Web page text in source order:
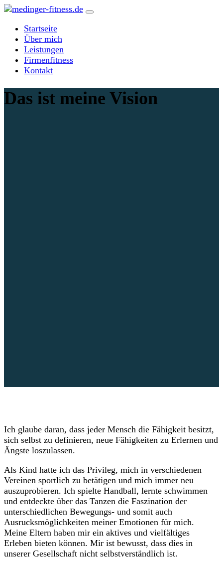
Zum
springenStartseite
Über mich
Leistungen
Firmenfitness
Kontakt
Das ist meine Vision
Ich glaube daran, dass jeder Mensch die Fähigkeit besitzt,
sich selbst zu definieren, neue Fähigkeiten zu Erlernen und
Ängste loszulassen.
Als Kind hatte ich das Privileg, mich in verschiedenen
Vereinen sportlich zu betätigen und mich immer neu
auszuprobieren. Ich spielte Handball, lernte schwimmen
und entdeckte über das Tanzen die Faszination der
unterschiedlichen Bewegungs- und somit auch
Ausrucksmöglichkeiten meiner Emotionen für mich.
Meine Eltern haben mir ein aktives und vielfältiges
Erleben bieten können. Mir ist bewusst, dass dies in
unserer Gesellschaft nicht selbstverständlich ist.